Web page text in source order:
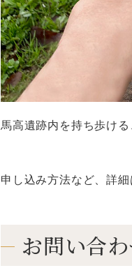
馬高遺跡内を持ち歩け
申し込み方法など、詳細
お問い合